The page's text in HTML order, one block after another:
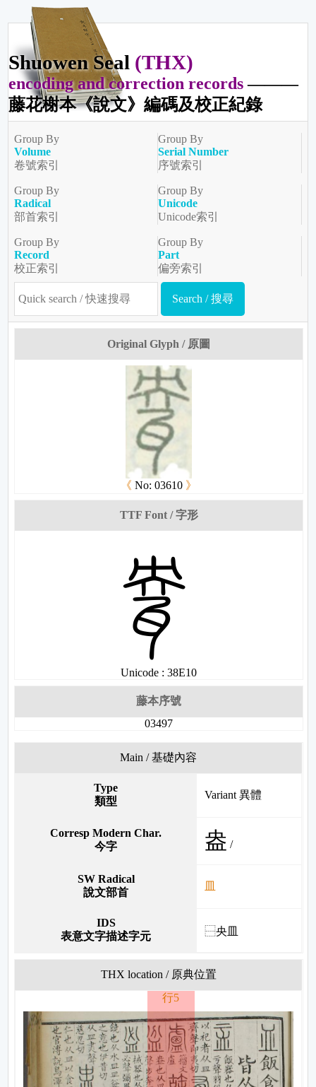
Shuowen Seal (THX)
encoding and correction records ———
藤花榭本《說文》編碼及校正紀錄
Group By
Volume
卷號索引
Group By
Serial Number
序號索引
Group By
Radical
部首索引
Group By
Unicode
Unicode索引
Group By
Record
校正索引
Group By
Part
偏旁索引
Original Glyph / 原圖
《 No: 03610 》
TTF Font / 字形
尐
Unicode : 38E10
藤本序號
03497
Main / 基礎內容
Type
類型
Variant 異體
Corresp Modern Char.
今字
盎 /
SW Radical
說文部首
皿
IDS
表意文字描述字元
⿱央皿
THX location / 原典位置
行5